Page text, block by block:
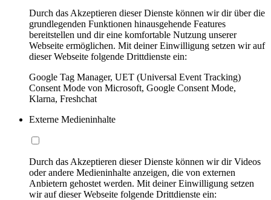
Durch das Akzeptieren dieser Dienste können wir dir über die
grundlegenden Funktionen hinausgehende Features
bereitstellen und dir eine komfortable Nutzung unserer
Webseite ermöglichen. Mit deiner Einwilligung setzen wir auf
dieser Webseite folgende Drittdienste ein:
Google Tag Manager, UET (Universal Event Tracking)
Consent Mode von Microsoft, Google Consent Mode,
Klarna, Freshchat
Externe Medieninhalte
Durch das Akzeptieren dieser Dienste können wir dir Videos
oder andere Medieninhalte anzeigen, die von externen
Anbietern gehostet werden. Mit deiner Einwilligung setzen
wir auf dieser Webseite folgende Drittdienste ein: